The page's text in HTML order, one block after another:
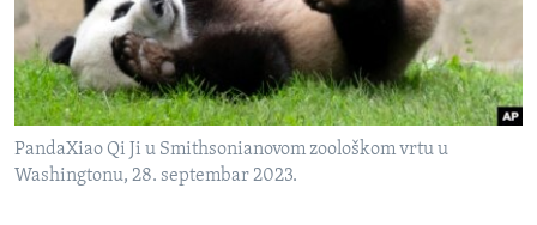
MAGAZIN
O GLASU AMERIKE
Learning English
PandaXiao Qi Ji u Smithsonianovom zoološkom vrtu u
Washingtonu, 28. septembar 2023.